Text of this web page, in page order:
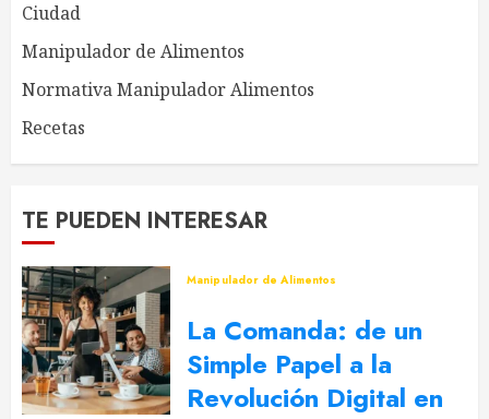
Ciudad
Manipulador de Alimentos
Normativa Manipulador Alimentos
Recetas
TE PUEDEN INTERESAR
Manipulador de Alimentos
La Comanda: de un
Simple Papel a la
Revolución Digital en